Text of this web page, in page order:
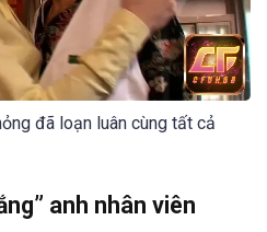
đã loạn luân cùng tất cả
anh nhân viên